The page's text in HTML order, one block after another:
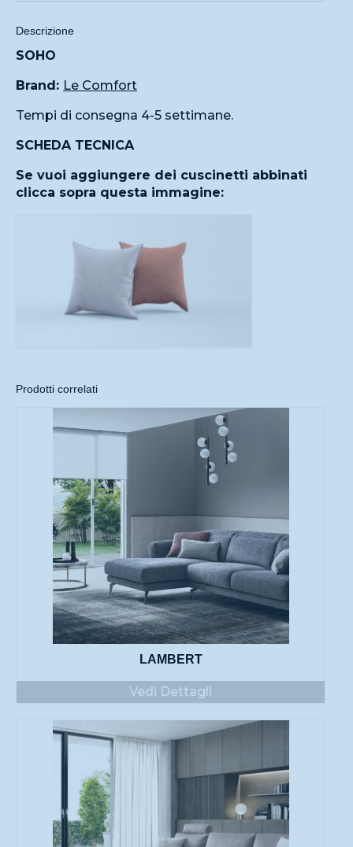
Descrizione
SOHO
Brand: Le Comfort
Tempi di consegna 4-5 settimane.
SCHEDA TECNICA
Se vuoi aggiungere dei cuscinetti abbinati
clicca sopra questa immagine:
Prodotti correlati
LAMBERT
Vedi Dettagli